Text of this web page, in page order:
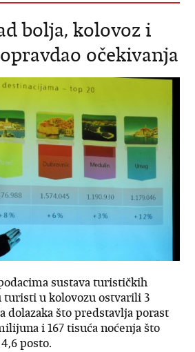
bolja, kolovoz i
očekivanja
sustava turističkih
turisti u kolovozu ostvarili 3
dolazaka što predstavlja porast
i 167 tisuća noćenja što
posto.